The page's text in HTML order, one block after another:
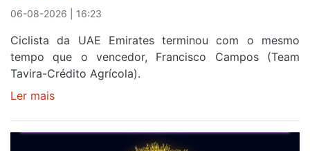
Portugal
06-08-2026 | 16:23
Ciclista da UAE Emirates terminou com o mesmo
tempo que o vencedor, Francisco Campos (Team
Tavira-Crédito Agrícola).
Ler mais